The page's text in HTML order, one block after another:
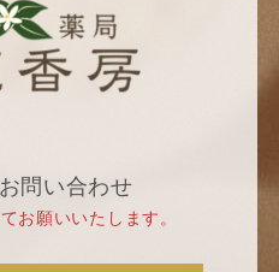
問い合わせ
お願いいたします。